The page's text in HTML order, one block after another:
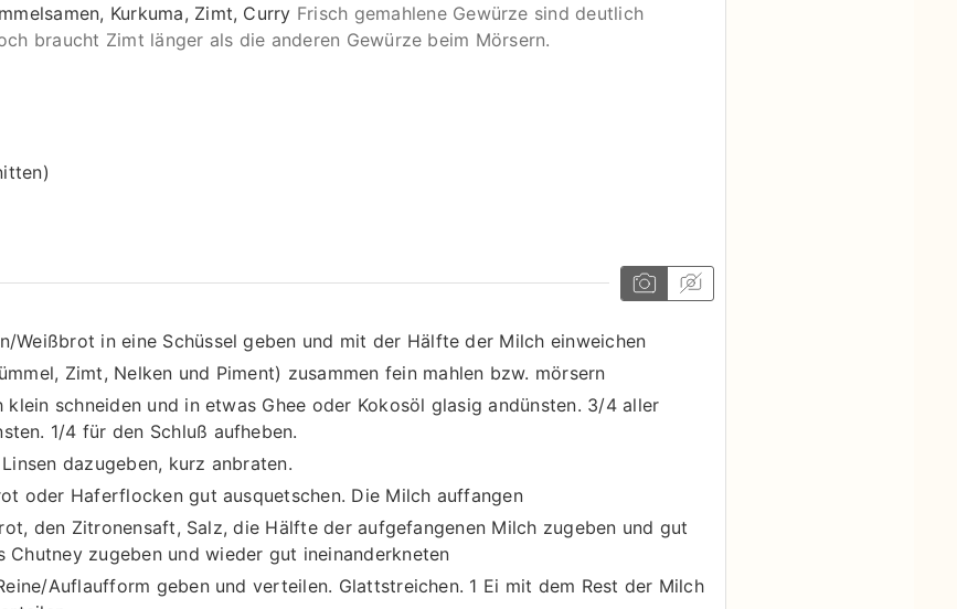
Kurkuma, Zimt, Curry Frisch gemahlene Gewürze sind deutlich
braucht Zimt länger als die anderen Gewürze beim Mörsern.
Weißbrot in eine Schüssel geben und mit der Hälfte der Milch einweichen
Zimt, Nelken und Piment) zusammen fein mahlen bzw. mörsern
klein schneiden und in etwas Ghee oder Kokosöl glasig andünsten. 3/4 aller
1/4 für den Schluß aufheben.
dazugeben, kurz anbraten.
oder Haferflocken gut ausquetschen. Die Milch auffangen
den Zitronensaft, Salz, die Hälfte der aufgefangenen Milch zugeben und gut
Chutney zugeben und wieder gut ineinanderkneten
Auflaufform geben und verteilen. Glattstreichen. 1 Ei mit dem Rest der Milch